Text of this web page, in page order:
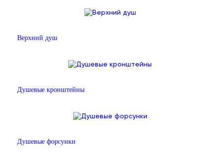
Верхний душ
Душевые кронштейны
Душевые форсунки